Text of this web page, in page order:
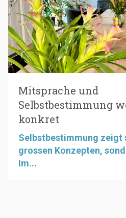
Mitsprache und
Selbstbestimmung
konkret
Selbstbestimmung zeigt
grossen Konzepten,
Im...